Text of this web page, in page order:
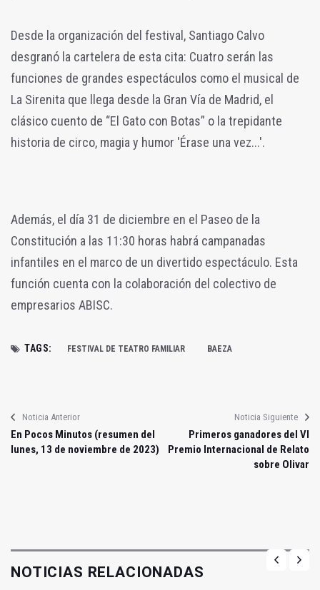
Desde la organización del festival, Santiago Calvo
desgranó la cartelera de esta cita: Cuatro serán las
funciones de grandes espectáculos como el musical de
La Sirenita que llega desde la Gran Vía de Madrid, el
clásico cuento de “El Gato con Botas” o la trepidante
historia de circo, magia y humor 'Érase una vez...'.
Además, el día 31 de diciembre en el Paseo de la
Constitución a las 11:30 horas habrá campanadas
infantiles en el marco de un divertido espectáculo. Esta
función cuenta con la colaboración del colectivo de
empresarios ABISC.
TAGS: FESTIVAL DE TEATRO FAMILIAR BAEZA
Noticia Anterior
En Pocos Minutos (resumen del
lunes, 13 de noviembre de 2023)
Noticia Siguiente
Primeros ganadores del VI
Premio Internacional de Relato
sobre Olivar
NOTICIAS RELACIONADAS